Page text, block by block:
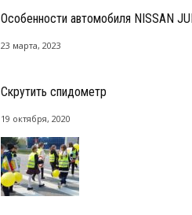
Особенности автомобиля NISSAN
23 марта, 2023
Скрутить спидометр
19 октября, 2020